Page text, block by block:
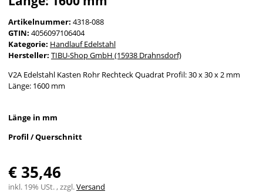
Artikelnummer: 4318-088
GTIN: 4056097106404
Kategorie: Handlauf Edelstahl
Hersteller: TIBU-Shop GmbH (15938 Drahnsdorf)
V2A Edelstahl Kasten Rohr Rechteck Quadrat Profil: 30 x 30 x 2 mm
Länge: 1600 mm
Länge in mm
Profil / Querschnitt
€ 35,46
inkl. 19% USt. , zzgl.Versand